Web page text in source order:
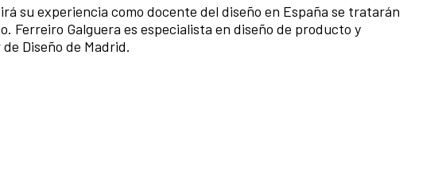
su experiencia como docente del diseño en España se tratarán
Ferreiro Galguera es especialista en diseño de producto y
Diseño de Madrid.